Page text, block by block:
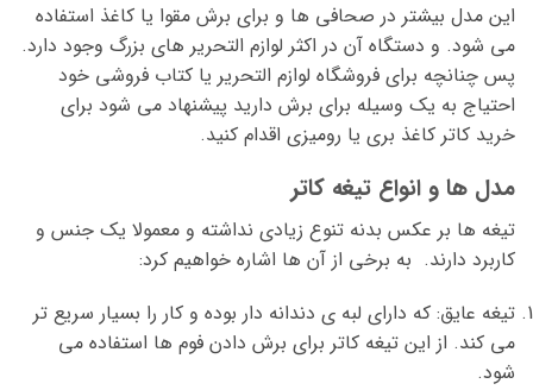
این مدل بیشتر در صحافی ها و برای برش مقوا یا کاغذ استفاده
می شود. و دستگاه آن در اکثر لوازم التحریر های بزرگ وجود دارد.
پس چنانچه برای فروشگاه لوازم التحریر یا کتاب فروشی خود
احتیاج به یک وسیله برای برش دارید پیشنهاد می شود برای
خرید کاتر کاغذ بری یا رومیزی اقدام کنید.
مدل ها و انواع تیغه کاتر
تیغه ها بر عکس بدنه تنوع زیادی نداشته و معمولا یک جنس و
کاربرد دارند. به برخی از آن ها اشاره خواهیم کرد:
تیغه عایق: که دارای لبه ی دندانه دار بوده و کار را بسیار سریع تر
می کند. از این تیغه کاتر برای برش دادن فوم ها استفاده می
شود.